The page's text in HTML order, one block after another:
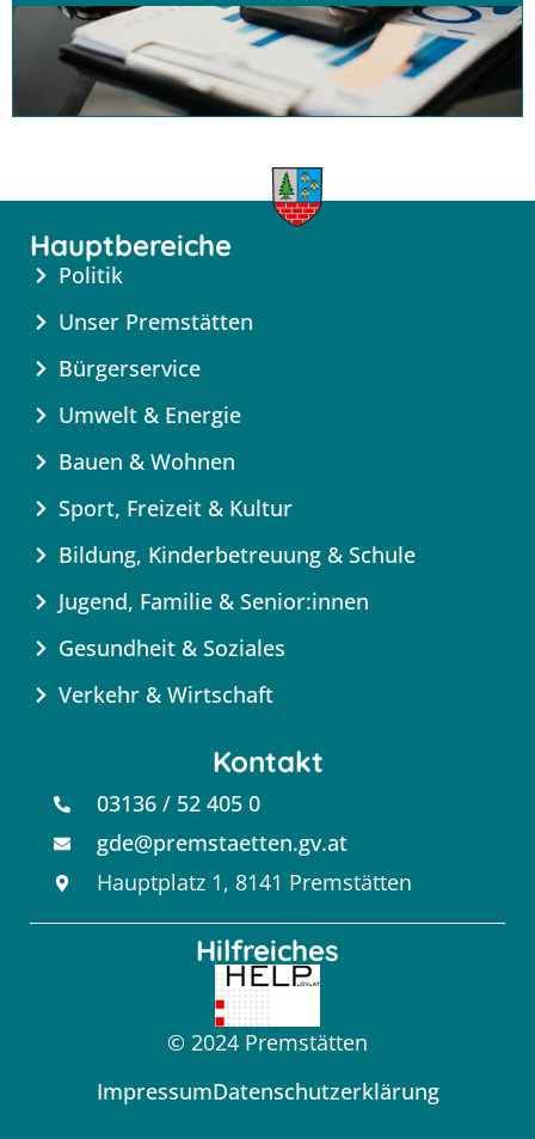
Hauptbereiche
Politik
Unser Premstätten
Bürgerservice
Umwelt & Energie
Bauen & Wohnen
Sport, Freizeit & Kultur
Bildung, Kinderbetreuung & Schule
Jugend, Familie & Senior:innen
Gesundheit & Soziales
Verkehr & Wirtschaft
Kontakt
03136 / 52 405 0
gde@premstaetten.gv.at
Hauptplatz 1, 8141 Premstätten
Hilfreiches
© 2024 Premstätten
ImpressumDatenschutzerklärung